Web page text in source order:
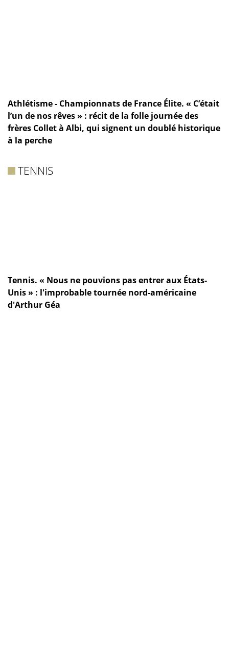
Athlétisme - Championnats de France Élite. « C’était
l’un de nos rêves » : récit de la folle journée des
frères Collet à Albi, qui signent un doublé historique
à la perche
TENNIS
Tennis. « Nous ne pouvions pas entrer aux États-
Unis » : l'improbable tournée nord-américaine
d'Arthur Géa